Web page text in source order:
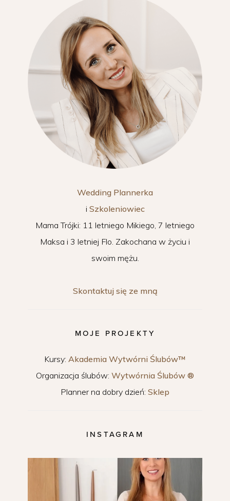
Wedding Plannerka
i Szkoleniowiec
Mama Trójki: 11 letniego Mikiego, 7 letniego
Maksa i 3 letniej Flo. Zakochana w życiu i
swoim mężu.
Skontaktuj się ze mną
MOJE PROJEKTY
Kursy: Akademia Wytwórni Ślubów™
Organizacja ślubów: Wytwórnia Ślubów ®
Planner na dobry dzień: Sklep
INSTAGRAM